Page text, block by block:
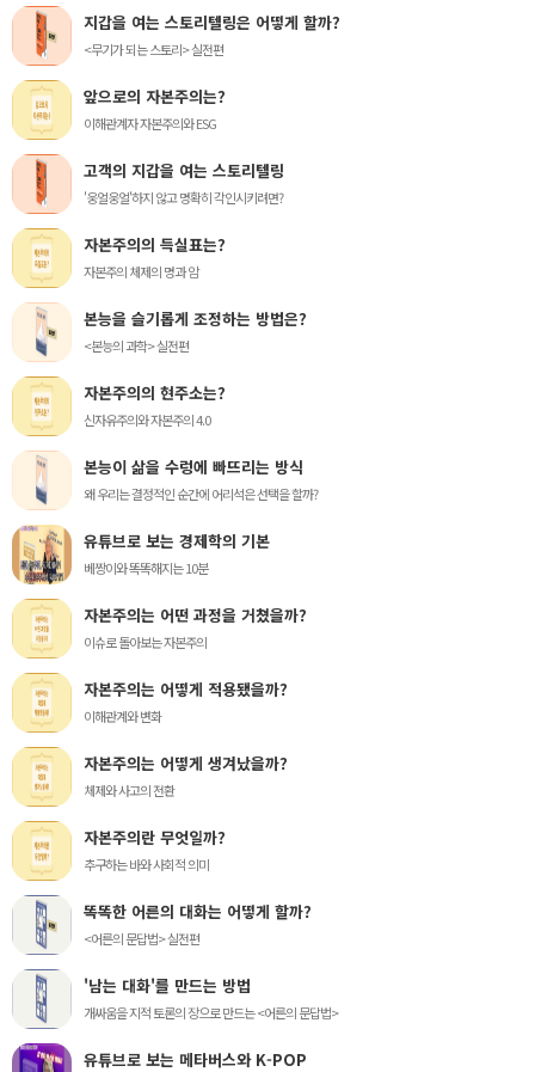
지갑을 여는 스토리텔링은 어떻게 할까?
<무기가 되는 스토리> 실전편
앞으로의 자본주의는?
이해관계자 자본주의와 ESG
고객의 지갑을 여는 스토리텔링
'웅얼웅얼'하지 않고 명확히 각인시키려면?
자본주의의 득실표는?
자본주의 체제의 명과 암
본능을 슬기롭게 조정하는 방법은?
<본능의 과학> 실전편
자본주의의 현주소는?
신자유주의와 자본주의 4.0
본능이 삶을 수렁에 빠뜨리는 방식
왜 우리는 결정적인 순간에 어리석은 선택을 할까?
유튜브로 보는 경제학의 기본
베짱이와 똑똑해지는 10분
자본주의는 어떤 과정을 거쳤을까?
이슈로 돌아보는 자본주의
자본주의는 어떻게 적용됐을까?
이해관계와 변화
자본주의는 어떻게 생겨났을까?
체제와 사고의 전환
자본주의란 무엇일까?
추구하는 바와 사회적 의미
똑똑한 어른의 대화는 어떻게 할까?
<어른의 문답법> 실전편
'남는 대화'를 만드는 방법
개싸움을 지적 토론의 장으로 만드는 <어른의 문답법>
유튜브로 보는 메타버스와 K-POP